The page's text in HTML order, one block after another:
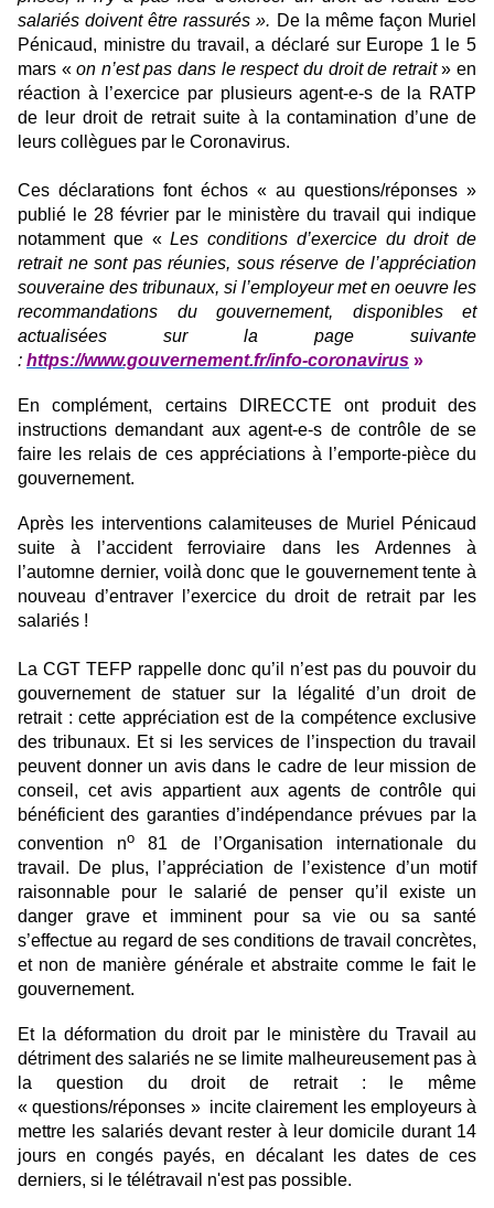
salariés doivent être rassurés ». De la même façon Muriel
Pénicaud, ministre du travail, a déclaré sur Europe 1 le 5
mars «on n’est pas dans le respect du droit de retrait» en
réaction à l’exercice par plusieurs agent-e-s de la RATP
de leur droit de retrait suite à la contamination d’une de
leurs collègues par le Coronavirus.
Ces déclarations font échos « au questions/réponses »
publié le 28 février par le ministère du travail qui indique
notamment que «Les conditions d’exercice du droit de
retrait ne sont pas réunies, sous réserve de l’appréciation
souveraine des tribunaux, si l’employeur met en oeuvre les
recommandations du gouvernement, disponibles et
actualisées sur la page suivante
: https://www.gouvernement.fr/info-coronavirus »
En complément, certains DIRECCTE ont produit des
instructions demandant aux agent-e-s de contrôle de se
faire les relais de ces appréciations à l’emporte-pièce du
gouvernement.
Après les interventions calamiteuses de Muriel Pénicaud
suite à l’accident ferroviaire dans les Ardennes à
l’automne dernier, voilà donc que le gouvernement tente à
nouveau d’entraver l’exercice du droit de retrait par les
salariés !
La CGT TEFP rappelle donc qu’il n’est pas du pouvoir du
gouvernement de statuer sur la légalité d’un droit de
retrait : cette appréciation est de la compétence exclusive
des tribunaux. Et si les services de l’inspection du travail
peuvent donner un avis dans le cadre de leur mission de
conseil, cet avis appartient aux agents de contrôle qui
bénéficient des garanties d’indépendance prévues par la
convention no 81 de l’Organisation internationale du
travail. De plus, l’appréciation de l’existence d’un motif
raisonnable pour le salarié de penser qu’il existe un
danger grave et imminent pour sa vie ou sa santé
s’effectue au regard de ses conditions de travail concrètes,
et non de manière générale et abstraite comme le fait le
gouvernement.
Et la déformation du droit par le ministère du Travail au
détriment des salariés ne se limite malheureusement pas à
la question du droit de retrait : le même
« questions/réponses » incite clairement les employeurs à
mettre les salariés devant rester à leur domicile durant 14
jours en congés payés, en décalant les dates de ces
derniers, si le télétravail n'est pas possible.